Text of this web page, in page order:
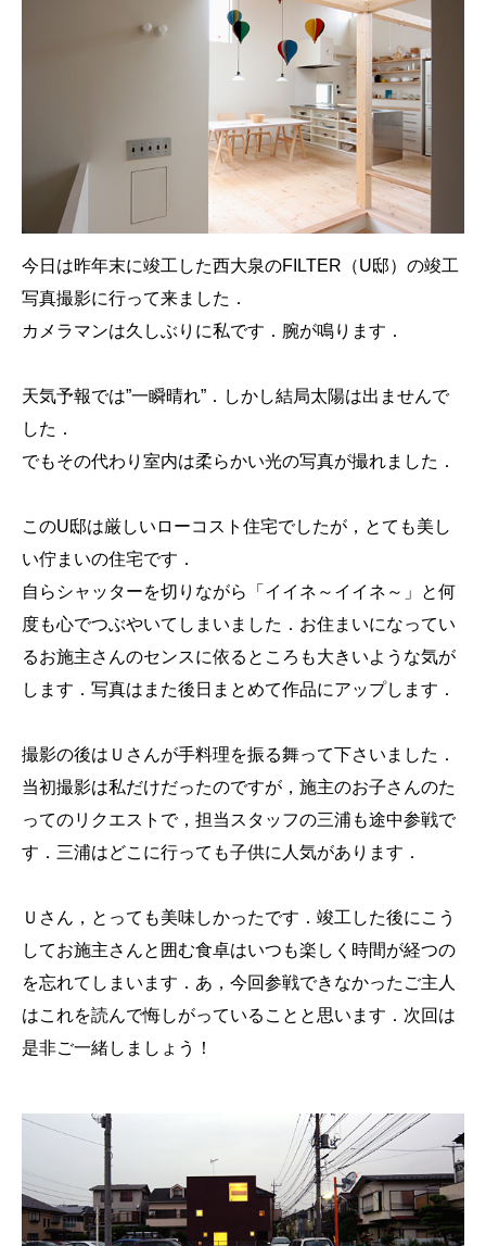
今日は昨年末に竣工した西大泉のFILTER（U邸）の竣工
写真撮影に行って来ました．
カメラマンは久しぶりに私です．腕が鳴ります．
天気予報では”一瞬晴れ”．しかし結局太陽は出ませんで
した．
でもその代わり室内は柔らかい光の写真が撮れました．
このU邸は厳しいローコスト住宅でしたが，とても美し
い佇まいの住宅です．
自らシャッターを切りながら「イイネ～イイネ～」と何
度も心でつぶやいてしまいました．お住まいになってい
るお施主さんのセンスに依るところも大きいような気が
します．写真はまた後日まとめて作品にアップします．
撮影の後はＵさんが手料理を振る舞って下さいました．
当初撮影は私だけだったのですが，施主のお子さんのた
ってのリクエストで，担当スタッフの三浦も途中参戦で
す．三浦はどこに行っても子供に人気があります．
Ｕさん，とっても美味しかったです．竣工した後にこう
してお施主さんと囲む食卓はいつも楽しく時間が経つの
を忘れてしまいます．あ，今回参戦できなかったご主人
はこれを読んで悔しがっていることと思います．次回は
是非ご一緒しましょう！